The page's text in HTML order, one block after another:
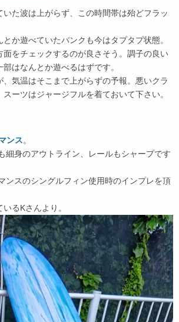
いた波は上がらず、この時間帯は殆どフラッ
か遊べていたバンクも今はタプタプ状態。
面をチェックするのが良さそう。調子の良い
はなんとか遊べるはずです。
、気温はそこまで上がらずの予報。悪いクラ
ーツはジャージフルを着ておいて下さい。
ンス。
細身のアウトライン、レールもシャープです
ンスのシングルフィン使用時のインプレを頂
るKさんより。